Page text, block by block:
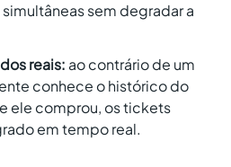
sem degradar a
reais: ao contrário de um
conhece o histórico do
ele comprou, os tickets
em tempo real.